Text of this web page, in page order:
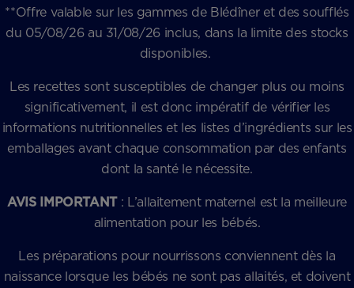
**Offre valable sur les gammes de Blédîner et des soufflés
du 05/08/26 au 31/08/26 inclus, dans la limite des stocks
disponibles.
Les recettes sont susceptibles de changer plus ou moins
significativement, il est donc impératif de vérifier les
informations nutritionnelles et les listes d’ingrédients sur les
emballages avant chaque consommation par des enfants
dont la santé le nécessite.
AVIS IMPORTANT : L’allaitement maternel est la meilleure
alimentation pour les bébés.
Les préparations pour nourrissons conviennent dès la
naissance lorsque les bébés ne sont pas allaités, et doivent